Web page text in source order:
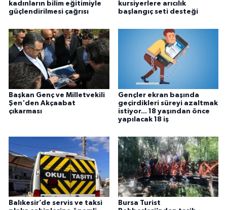
kadınların bilim eğitimiyle
güçlendirilmesi çağrısı
kursiyerlere arıcılık
başlangıç seti desteği
Başkan Genç ve Milletvekili
Şen'den Akçaabat
çıkarması
Gençler ekran başında
geçirdikleri süreyi azaltmak
istiyor... 18 yaşından önce
yapılacak 18 iş
Balıkesir’de servis ve taksi
Bursa Turist